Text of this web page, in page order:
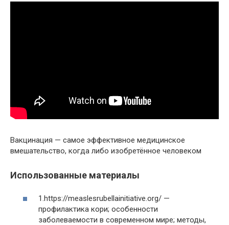
Вакцинация — самое эффективное медицинское
вмешательство, когда либо изобретённое человеком
Использованные материалы
1.https://measlesrubellainitiative.org/ —
профилактика кори; особенности
заболеваемости в современном мире; методы,